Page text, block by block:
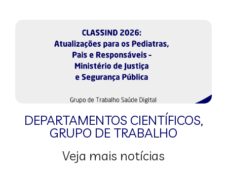
DEPARTAMENTOS CIENTÍFICOS,
GRUPO DE TRABALHO
Veja mais notícias